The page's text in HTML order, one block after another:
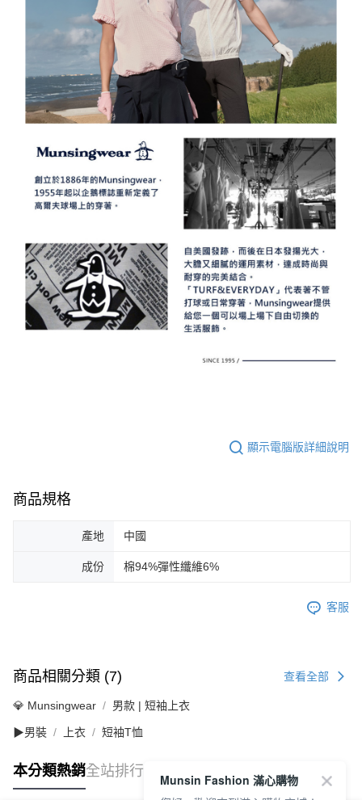
顯示電腦版詳細說明
商品規格
產地 中國
成份 棉94%彈性纖維6%
客服
商品相關分類 (7) 查看全部
💎 Munsingwear 男款 | 短袖上衣
▶男裝 上衣 短袖T恤
本分類熱銷全站排行
Munsin Fashion 滿心購物